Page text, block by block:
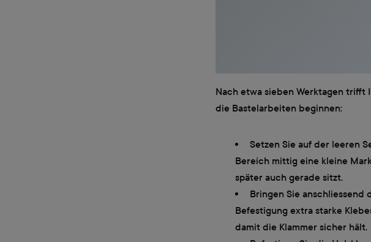
Nach etwa sieben Werktagen trifft
die Bastelarbeiten beginnen:
Setzen Sie auf der leeren
Bereich mittig eine kleine
später auch gerade sitzt.
Bringen Sie anschliessend
Befestigung extra starke
damit die Klammer sicher hält.